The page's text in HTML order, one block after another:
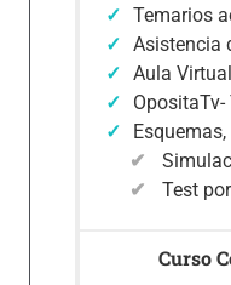
Temarios
Asistencia
Aula Virtual
Test
Curso